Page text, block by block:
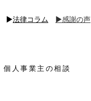
▶︎法律コラム ▶︎感謝の声
個人事業主の相談